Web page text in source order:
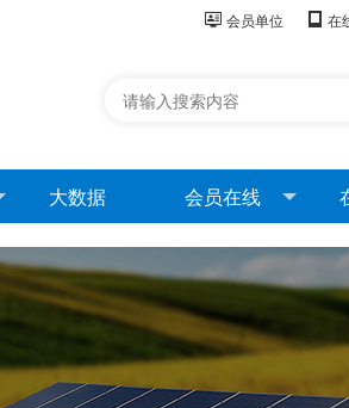
会员单位 在
大数据 会员在线